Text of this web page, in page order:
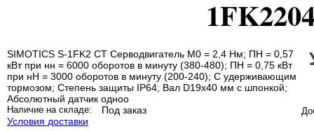
SIMOTICS S-1FK2 CT Серводвигатель М0 = 2,4 Нм; ПН = 0,57
кВт при нн = 6000 оборотов в минуту (380-480); ПН = 0,75 кВт
при нН = 3000 оборотов в минуту (200-240); С удерживающим
тормозом; Степень защиты IP64; Вал D19x40 мм с шпонкой;
Абсолютный датчик одноо
Наличие на складе:
Под заказ
Условия доставки